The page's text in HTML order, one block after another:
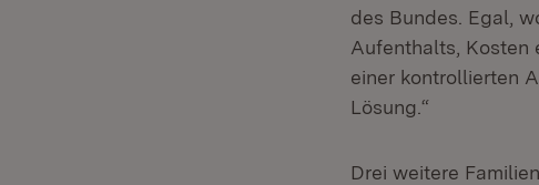
des Bundes. Egal,
Aufenthalts, Kosten
einer kontrollierten
Lösung.“
Drei weitere